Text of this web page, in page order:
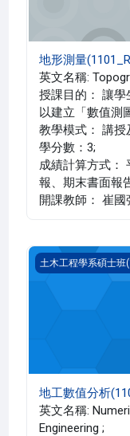
地形測量
英文名稱:
授課目的： 讓學
以建立「數值測
教學模式： 講授
學分數：3;
成績計算方式：
報、期末書面報
開課教師： 崔國
地工數值分析
土木工程學系碩士班
地工數值分析
英文名稱:
Engineering ;